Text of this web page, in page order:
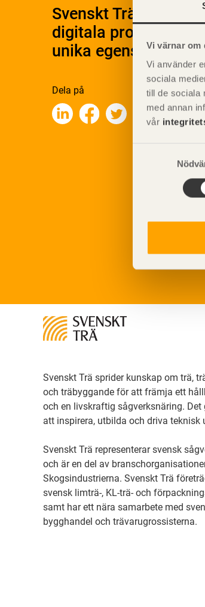
Vi värnar
Vi använder
sociala
till de sociala
med annan
vår
Svenskt Träs
digitala
unika egenskaper.
Dela på
Svenskt Trä sprider kunskap om trä,
och träbyggande för att främja ett
och en livskraftig sågverksnäring. Det
att inspirera, utbilda och driva teknisk
Svenskt Trä representerar svensk
och är en del av
Skogsindustrierna. Svenskt Trä
svensk limträ-, KL-trä- och
samt har ett nära samarbete med
bygghandel och trävarugrossisterna.